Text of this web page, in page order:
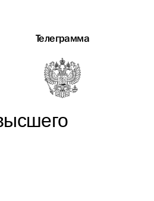
Телеграмма